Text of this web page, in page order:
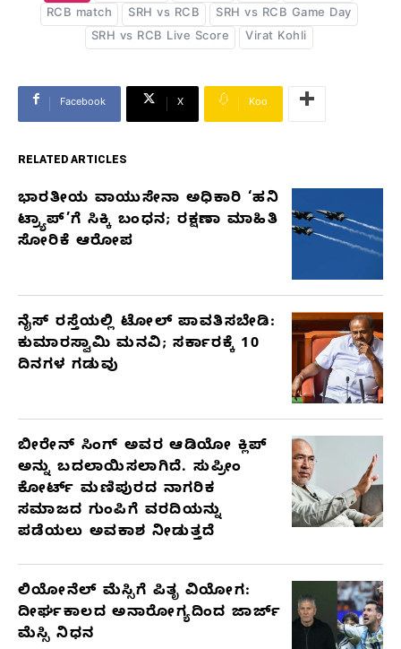
RCB match
SRH vs RCB
SRH vs RCB Game Day
SRH vs RCB Live Score
Virat Kohli
Facebook X Koo
RELATED ARTICLES
RELATED
ARTICLES
ಭಾರತೀಯ ವಾಯುಸೇನಾ ಅಧಿಕಾರಿ ‘ಹನಿ
ಟ್ರ್ಯಾಪ್’ಗೆ ಸಿಕ್ಕಿ ಬಂಧನ; ರಕ್ಷಣಾ ಮಾಹಿತಿ
ಸೋರಿಕೆ ಆರೋಪ
ನೈಸ್ ರಸ್ತೆಯಲ್ಲಿ ಟೋಲ್ ಪಾವತಿಸಬೇಡಿ:
ಕುಮಾರಸ್ವಾಮಿ ಮನವಿ; ಸರ್ಕಾರಕ್ಕೆ 10
ದಿನಗಳ ಗಡುವು
ಬೀರೇನ್ ಸಿಂಗ್ ಅವರ ಆಡಿಯೋ ಕ್ಲಿಪ್
ಅನ್ನು ಬದಲಾಯಿಸಲಾಗಿದೆ. ಸುಪ್ರೀಂ
ಕೋರ್ಟ್ ಮಣಿಪುರದ ನಾಗರಿಕ
ಸಮಾಜದ ಗುಂಪಿಗೆ ವರದಿಯನ್ನು
ಪಡೆಯಲು ಅವಕಾಶ ನೀಡುತ್ತದೆ
ಲಿಯೋನೆಲ್ ಮೆಸ್ಸಿಗೆ ಪಿತೃ ವಿಯೋಗ:
ದೀರ್ಘಕಾಲದ ಅನಾರೋಗ್ಯದಿಂದ ಜಾರ್ಜ್
ಮೆಸ್ಸಿ ನಿಧನ